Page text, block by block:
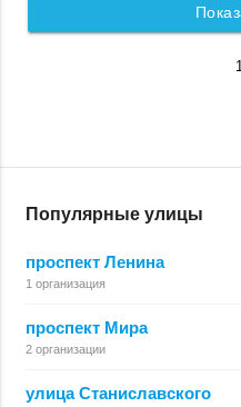
Популярные улицы
проспект Ленина
1 организация
проспект Мира
2 организации
улица Станиславского